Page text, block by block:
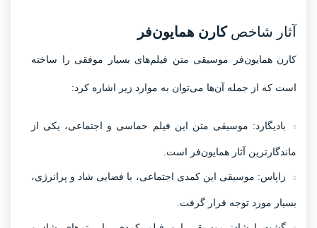
آثار شاخصکارن همایون‌فر
کارن همایون‌فر موسیقی متن فیلم‌های بسیار موفقی را ساخته
است که از جمله آن‌ها می‌توان به موارد زیر اشاره کرد:
بادیگارد: موسیقی متن این فیلم حماسی و اجتماعی، یکی از
ماندگارترین آثار همایون‌فر است.
زاپاس: موسیقی این کمدی اجتماعی، با فضایی شاد و پرانرژی،
بسیار مورد توجه قرار گرفت.